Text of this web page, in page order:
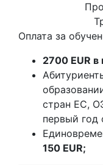
Оплата за
2700 EUR в
стран ЕС,
первый год
150 EUR;